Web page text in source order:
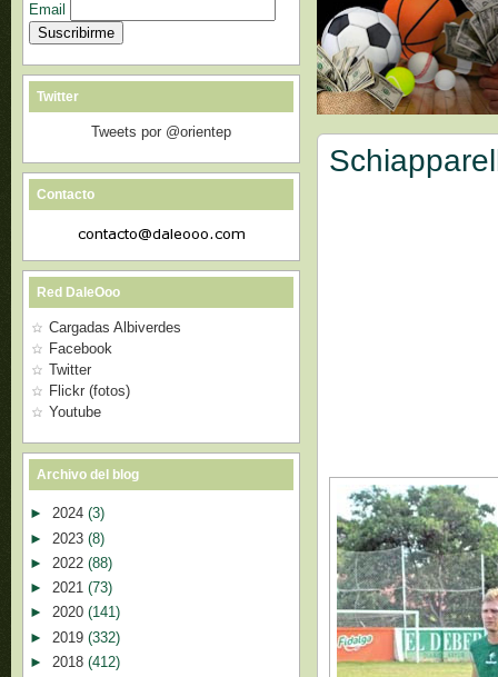
Email
Twitter
Tweets por @orientep
Contacto
Red DaleOoo
Cargadas Albiverdes
Facebook
Twitter
Flickr (fotos)
Youtube
Archivo del blog
► 2024 (3)
► 2023 (8)
► 2022 (88)
► 2021 (73)
► 2020 (141)
► 2019 (332)
► 2018 (412)